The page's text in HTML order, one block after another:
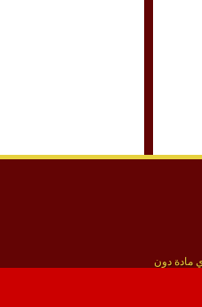
مادة دون